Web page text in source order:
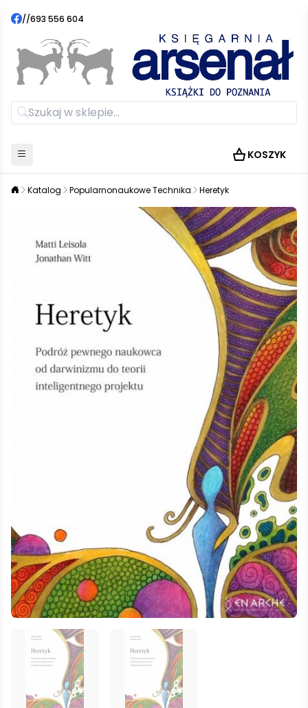
//693 556 604
KOSZYK
Katalog Popularnonaukowe Technika Heretyk